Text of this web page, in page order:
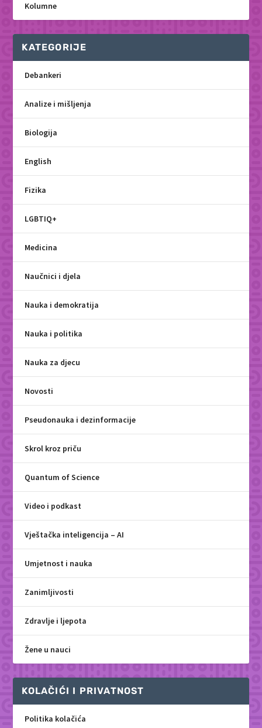
Kolumne
KATEGORIJE
Debankeri
Analize i mišljenja
Biologija
English
Fizika
LGBTIQ+
Medicina
Naučnici i djela
Nauka i demokratija
Nauka i politika
Nauka za djecu
Novosti
Pseudonauka i dezinformacije
Skrol kroz priču
Quantum of Science
Video i podkast
Vještačka inteligencija – AI
Umjetnost i nauka
Zanimljivosti
Zdravlje i ljepota
Žene u nauci
KOLAČIĆI I PRIVATNOST
Politika kolačića